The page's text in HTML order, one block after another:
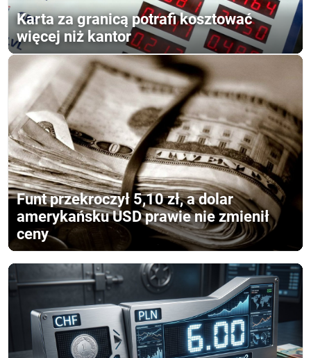
Karta za granicą potrafi kosztować
więcej niż kantor
Funt przekroczył 5,10 zł, a dolar
amerykańsku USD prawie nie zmienił
ceny